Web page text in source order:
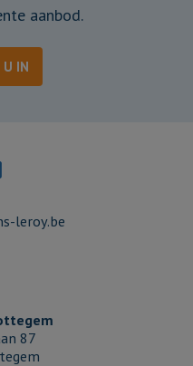
aanbod.
U IN
leroy.be
87